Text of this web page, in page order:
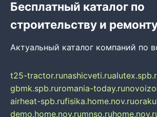
Бесплатный каталог по
строительству и
Актуальный каталог компаний по
t25-tractor.runashicveti.ru
gbmk.spb.ruromania-today.ru
airheat-spb.rufisika.home.nov.ru
demo.home.nov.rumnso.ru